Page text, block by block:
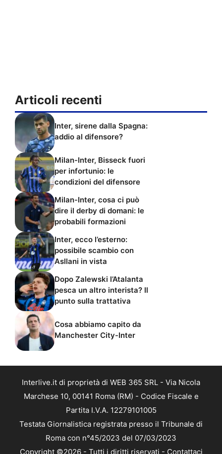
Articoli recenti
Inter, sirene dalla Spagna:
addio al difensore?
Milan-Inter, Bisseck fuori
per infortunio: le
condizioni del difensore
Milan-Inter, cosa ci può
dire il derby di domani: le
probabili formazioni
Inter, ecco l’esterno:
possibile scambio con
Asllani in vista
Dopo Zalewski l’Atalanta
pesca un altro interista? Il
punto sulla trattativa
Cosa abbiamo capito da
Manchester City-Inter
Interlive.it di proprietà di WEB 365 SRL - Via Nicola
Marchese 10, 00141 Roma (RM) - Codice Fiscale e
Partita I.V.A. 12279101005
Testata Giornalistica registrata presso il Tribunale di
Roma con n°45/2023 del 07/03/2023
Copyright ©2026 - Tutti i diritti riservati - Contattaci